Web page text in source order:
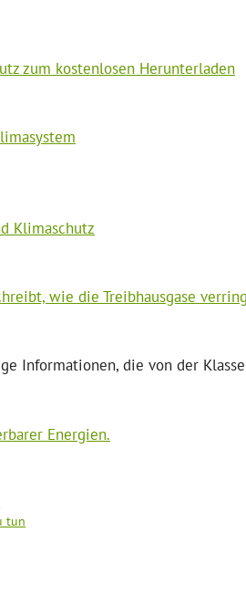
zum kostenlosen Herunterladen
Klimaschutz
wie die Treibhausgase
Informationen, die von der
Energien.
tun